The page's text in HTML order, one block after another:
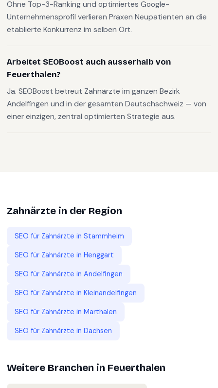
Ohne Top-3-Ranking und optimiertes Google-
Unternehmensprofil verlieren Praxen Neupatienten an die
etablierte Konkurrenz im selben Ort.
Arbeitet SEOBoost auch ausserhalb von
Feuerthalen?
Ja. SEOBoost betreut Zahnärzte im ganzen Bezirk
Andelfingen und in der gesamten Deutschschweiz — von
einer einzigen, zentral optimierten Strategie aus.
Zahnärzte in der Region
SEO für Zahnärzte in Stammheim
SEO für Zahnärzte in Henggart
SEO für Zahnärzte in Andelfingen
SEO für Zahnärzte in Kleinandelfingen
SEO für Zahnärzte in Marthalen
SEO für Zahnärzte in Dachsen
Weitere Branchen in Feuerthalen